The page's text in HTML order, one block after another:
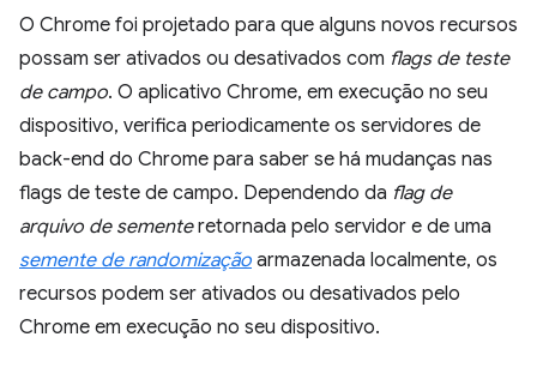
O Chrome foi projetado para que alguns novos recursos
possam ser ativados ou desativados com flags de teste
de campo. O aplicativo Chrome, em execução no seu
dispositivo, verifica periodicamente os servidores de
back-end do Chrome para saber se há mudanças nas
flags de teste de campo. Dependendo da flag de
arquivo de sementeretornada pelo servidor e de uma
semente de randomização armazenada localmente, os
recursos podem ser ativados ou desativados pelo
Chrome em execução no seu dispositivo.